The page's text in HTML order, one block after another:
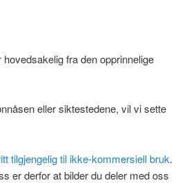
fra den opprinnelige
eller siktestedene, vil vi sette
tilgjengelig til ikke-kommersiell bruk.
er derfor at bilder du deler med oss